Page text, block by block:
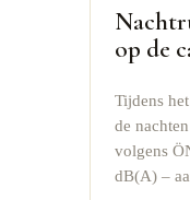
op de
Tijdens
de
volgens
dB(A) –